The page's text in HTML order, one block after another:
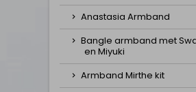
Anastasia Armband
Bangle armband met
en Miyuki
Armband Mirthe kit